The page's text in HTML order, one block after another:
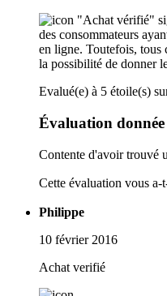
"Achat vérifié"
des consommateurs
en ligne. Toutefois, tous
la possibilité de donner
Evalué(e) à 5 étoile(s)
Évaluation
Contente d'avoir trouvé
Cette évaluation vous a-
Philippe
10 février 2016
Achat verifié